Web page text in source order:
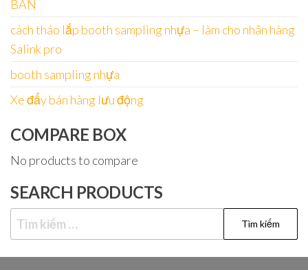
BÁN
cách tháo lắp booth sampling nhựa – làm cho nhãn hàng
Salink pro
booth sampling nhựa
Xe đẩy bán hàng lưu động
COMPARE BOX
No products to compare
SEARCH PRODUCTS
Tìm
kiếm
cho: